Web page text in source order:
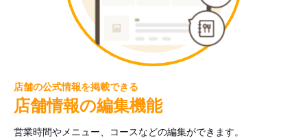
店舗の公式情報を掲載できる
店舗情報の編集機能
営業時間やメニュー、コースなどの編集ができます。